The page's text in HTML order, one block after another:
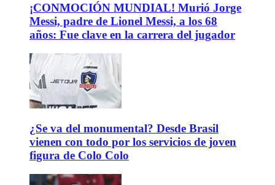
¡CONMOCIÓN MUNDIAL! Murió Jorge
Messi, padre de Lionel Messi, a los 68
años: Fue clave en la carrera del jugador
¿Se va del monumental? Desde Brasil
vienen con todo por los servicios de joven
figura de Colo Colo